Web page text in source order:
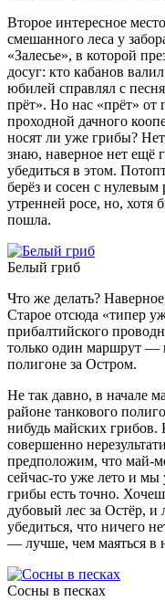
Второе интересное
смешанного леса у
«Залесье», в которой
досуг: кто кабанов
юбилей справлял с
прёт». Но нас «прёт» от
проходной дачного
носят ли уже грибы?
знаю, наверное нет ещё
убедиться в этом.
берёз и сосен с
утренней росе, но, хотя
пошла.
Белый гриб
Что же делать?
Старое отсюда «типер
прибалтийского
только один маршрут —
полигоне за Остром.
Не так давно, в начале
районе танкового
нибудь майских
совершенно
предположим, что май-
сейчас-то уже лето и мы
грибы есть точно.
дубовый лес за Остёр, и
убедиться, что ничего
— лучше, чем маяться в
Сосны в песках